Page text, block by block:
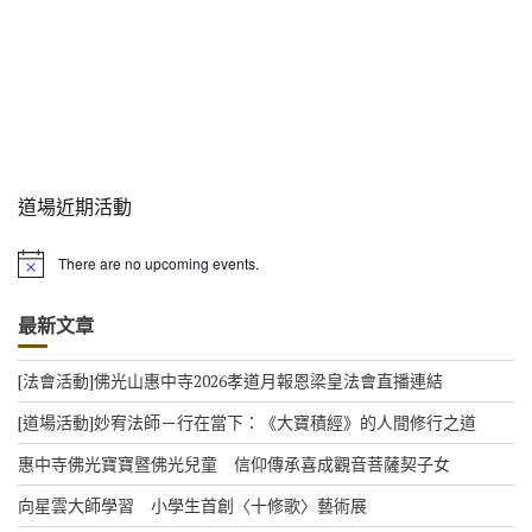
道場近期活動
N
i
c
e
There are no upcoming events.
最新文章
[法會活動]佛光山惠中寺2026孝道月報恩梁皇法會直播連結
[道場活動]妙宥法師－行在當下：《大寶積經》的人間修行之道
惠中寺佛光寶寶暨佛光兒童 信仰傳承喜成觀音菩薩契子女
向星雲大師學習 小學生首創〈十修歌〉藝術展